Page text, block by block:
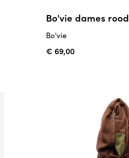
Bo'vie dames rood
Bo'vie
€ 69,00